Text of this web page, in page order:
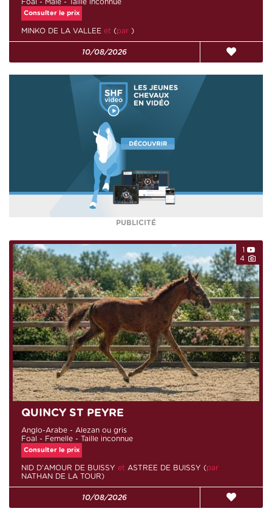
Foal - Mâle - Taille inconnue
Consulter le prix
MINKO DE LA VALLEE et (par )
10/08/2026
PUBLICITÉ
1
4
QUINCY ST PEYRE
Anglo-Arabe - Alezan ou gris
Foal - Femelle - Taille inconnue
Consulter le prix
NID D'AMOUR DE BUISSY et ASTREE DE BUISSY (par
NATHAN DE LA TOUR)
10/08/2026